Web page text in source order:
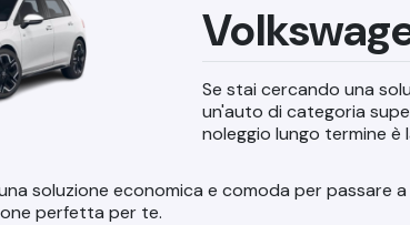
Se stai cercando una
un'auto di categoria
noleggio lungo termine
soluzione economica e comoda per passare
perfetta per te.